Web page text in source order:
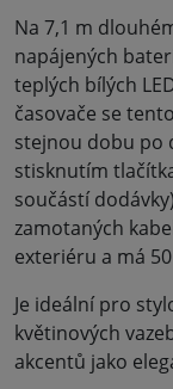
Na 7,1 m
napájených
teplých bílých
časovače se
stejnou dobu po
stisknutím
součástí
zamotaných
exteriéru a má
Je ideální pro
květinových
akcentů jako